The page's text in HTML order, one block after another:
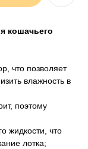
кошачьего
что позволяет
влажность в
поэтому
жидкости, что
лотка;